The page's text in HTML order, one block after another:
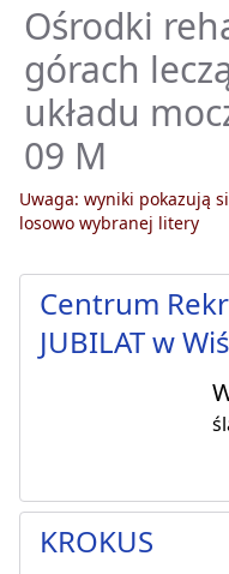
Ośrodki
górach
układu
09 M
Uwaga: wyniki pokazują
losowo wybranej litery
Centrum
JUBILAT w
KROKUS